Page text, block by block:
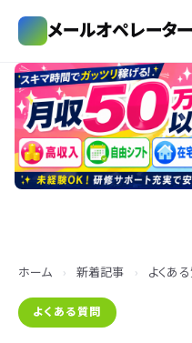
メールオペレータ
ホーム › 新着記事 › よくあ
よくある質問